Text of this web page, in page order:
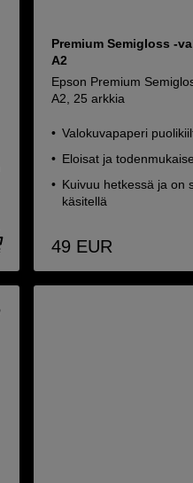
Premium Semigloss -
A2
Epson Premium
A2, 25 arkkia
Valokuvapaperi
Eloisat ja
Kuivuu hetkessä ja on
käsitellä
49 EUR